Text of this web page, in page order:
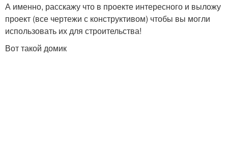
А именно, расскажу что в проекте интересного и выложу
проект (все чертежи с конструктивом) чтобы вы могли
использовать их для строительства!
Вот такой домик